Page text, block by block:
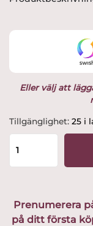
Eller välj att
Tillgänglighet: 25 i
Oleda
Ostknivar
13-
Akaciaträ
mängd
Prenumerera
på ditt första